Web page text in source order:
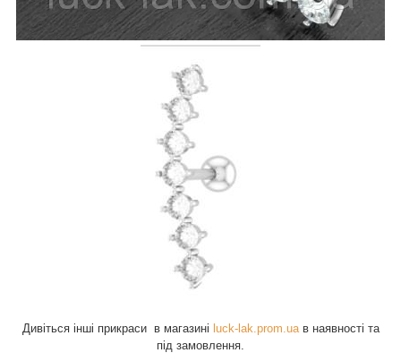
Дивіться інші прикраси в магазині luck-lak.prom.uaв наявності та
під замовлення.